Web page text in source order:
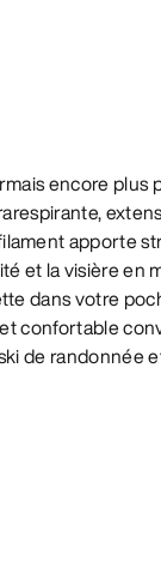
encore plus
apporte
et la visière en
dans votre
confortable
de randonnée